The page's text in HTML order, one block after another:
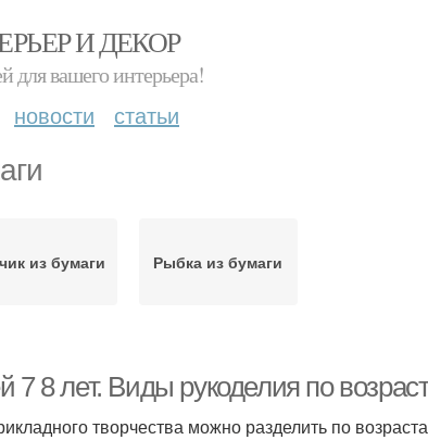
И ДЕКОР
для вашего интерьера!
новости статьи
из бумаги Рыбка из бумаги
7 8 лет. Виды рукоделия по
творчества можно разделить по